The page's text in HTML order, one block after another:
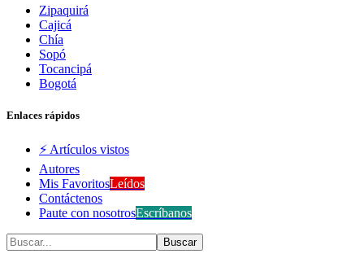
Zipaquirá
Cajicá
Chía
Sopó
Tocancipá
Bogotá
Enlaces rápidos
⚡️ Artículos vistos
Autores
Mis FavoritosLeídos
Contáctenos
Paute con nosotrosEscríbanos